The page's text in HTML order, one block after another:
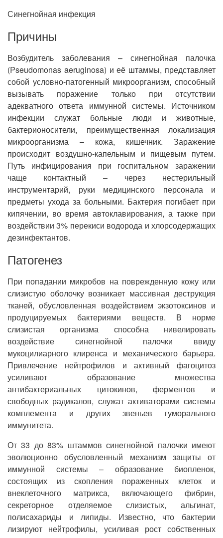
Синегнойная инфекция
Причины
Возбудитель заболевания – синегнойная палочка
(Pseudomonas aeruginosa) и её штаммы, представляет
собой условно-патогенный микроорганизм, способный
вызывать поражение только при отсутствии
адекватного ответа иммунной системы. Источником
инфекции служат больные люди и животные,
бактерионосители, преимущественная локализация
микроорганизма – кожа, кишечник. Заражение
происходит воздушно-капельным и пищевым путем.
Путь инфицирования при госпитальном заражении
чаще контактный – через нестерильный
инструментарий, руки медицинского персонала и
предметы ухода за больными. Бактерия погибает при
кипячении, во время автоклавирования, а также при
воздействии 3% перекиси водорода и хлорсодержащих
дезинфектантов.
Патогенез
При попадании микробов на поврежденную кожу или
слизистую оболочку возникает массивная деструкция
тканей, обусловленная воздействием экзотоксинов и
продуцируемых бактериями веществ. В норме
слизистая организма способна нивелировать
воздействие синегнойной палочки ввиду
мукоцилиарного клиренса и механического барьера.
Привлечение нейтрофилов и активный фагоцитоз
усиливают образование множества
антибактериальных цитокинов, ферментов и
свободных радикалов, служат активаторами системы
комплемента и других звеньев гуморального
иммунитета.
От 33 до 83% штаммов синегнойной палочки имеют
эволюционно обусловленный механизм защиты от
иммунной системы – образование биопленок,
состоящих из скопления пораженных клеток и
внеклеточного матрикса, включающего фибрин,
секреторное отделяемое слизистых, альгинат,
полисахариды и липиды. Известно, что бактерии
лизируют нейтрофилы, усиливая рост собственных